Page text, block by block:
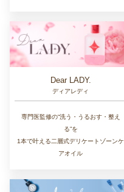
Dear LADY.
ディアレディ
専門医監修の“洗う・うるおす・整え
る”を
1本で叶える二層式デリケートゾーンケ
アオイル